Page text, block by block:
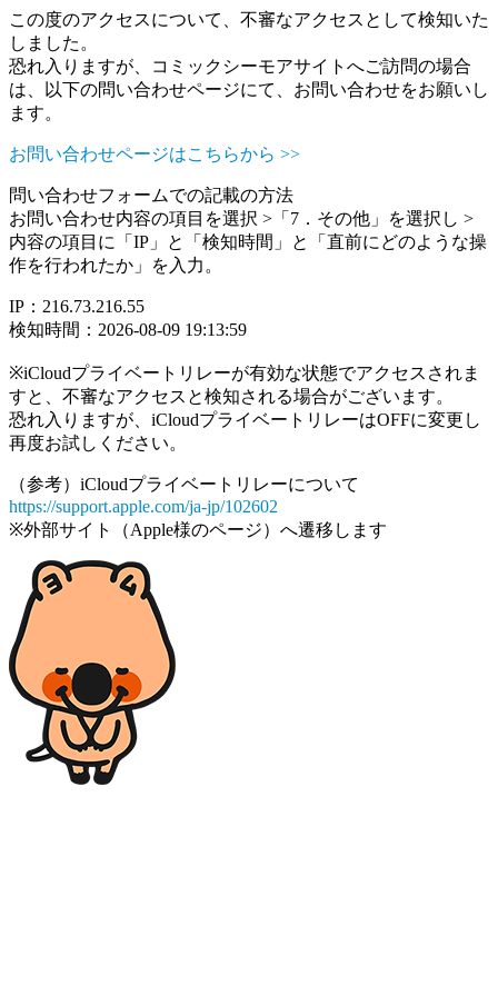
この度のアクセスについて、不審なアクセスとして検知いた
しました。
恐れ入りますが、コミックシーモアサイトへご訪問の場合
は、以下の問い合わせページにて、お問い合わせをお願いし
ます。
お問い合わせページはこちらから >>
問い合わせフォームでの記載の方法
お問い合わせ内容の項目を選択 >「7．その他」を選択し >
内容の項目に「IP」と「検知時間」と「直前にどのような操
作を行われたか」を入力。
IP：216.73.216.55
検知時間：2026-08-09 19:13:59
※iCloudプライベートリレーが有効な状態でアクセスされま
すと、不審なアクセスと検知される場合がございます。
恐れ入りますが、iCloudプライベートリレーはOFFに変更し
再度お試しください。
（参考）iCloudプライベートリレーについて
https://support.apple.com/ja-jp/102602
※外部サイト（Apple様のページ）へ遷移します